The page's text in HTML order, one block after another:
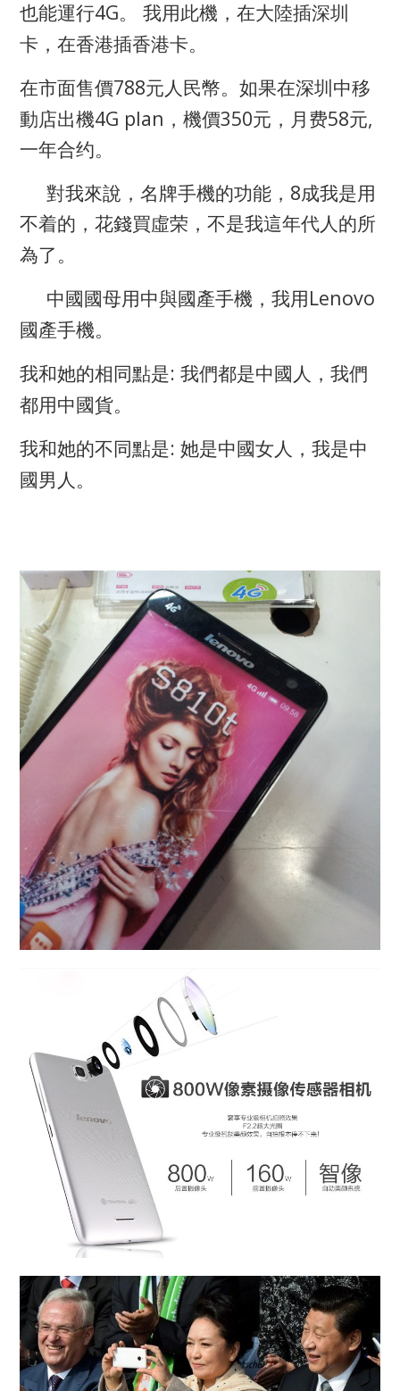
也能運行4G。
我用此機，在大陸插深圳
卡，在香港插香港卡。
在市面售價788元人民幣。如果在深圳中移
動店出機4G plan ，機價350元，月费58元,
一年合约。
對我來說，名牌手機的功能， 8成我是用
不着的，花錢買虛荣，不是我這年代人的所
為了。
中國國母用中與國產手機，我用 Lenovo
國產手機。
我和她的相同點是:我們都是中國人，我們
都用中國貨。
我和她的不同點是:她是中國女人，我是中
國男人。